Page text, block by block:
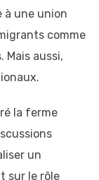
à une union
comme
Mais aussi,
la ferme
un
sur le rôle